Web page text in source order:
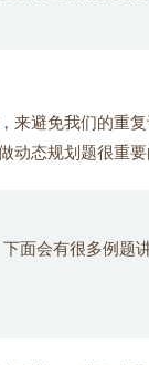
，来避免我们的重
动态规划题很重要
面会有很多例题